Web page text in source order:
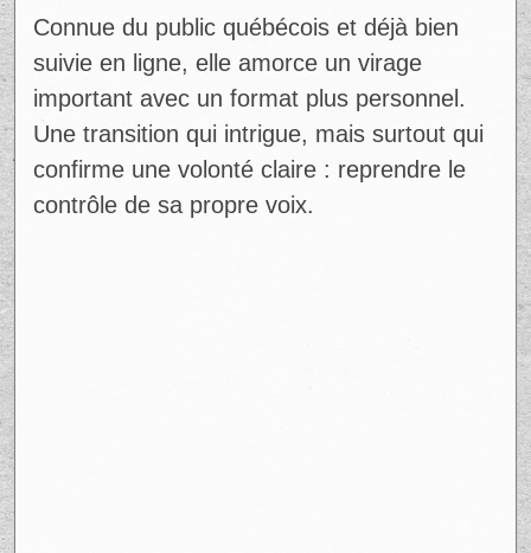
Connue du public québécois et déjà bien
suivie en ligne, elle amorce un virage
important avec un format plus personnel.
Une transition qui intrigue, mais surtout qui
confirme une volonté claire : reprendre le
contrôle de sa propre voix.